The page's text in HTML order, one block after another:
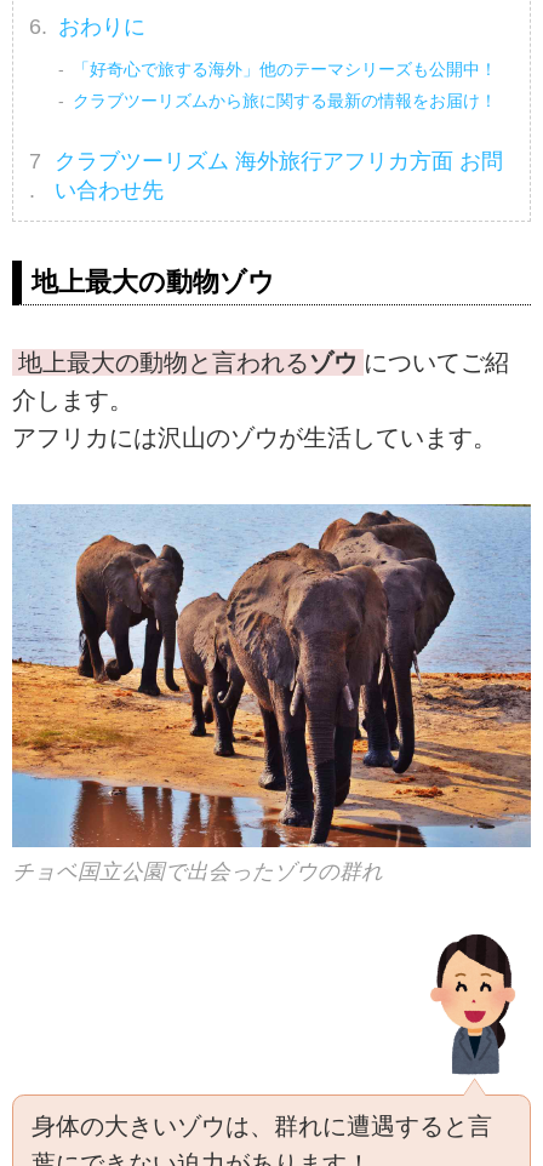
おわりに
「好奇心で旅する海外」他のテーマシリーズも公開中！
クラブツーリズムから旅に関する最新の情報をお届け！
クラブツーリズム 海外旅行アフリカ方面 お問
い合わせ先
地上最大の動物ゾウ
地上最大の動物と言われるゾウ についてご紹
介します。
アフリカには沢山のゾウが生活しています。
チョベ国立公園で出会ったゾウの群れ
身体の大きいゾウは、群れに遭遇すると言